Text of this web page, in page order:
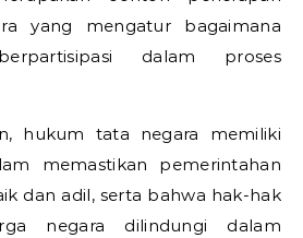
yang mengatur bagaimana
dalam proses
hukum tata negara memiliki
memastikan pemerintahan
dan adil, serta bahwa hak-hak
negara dilindungi dalam